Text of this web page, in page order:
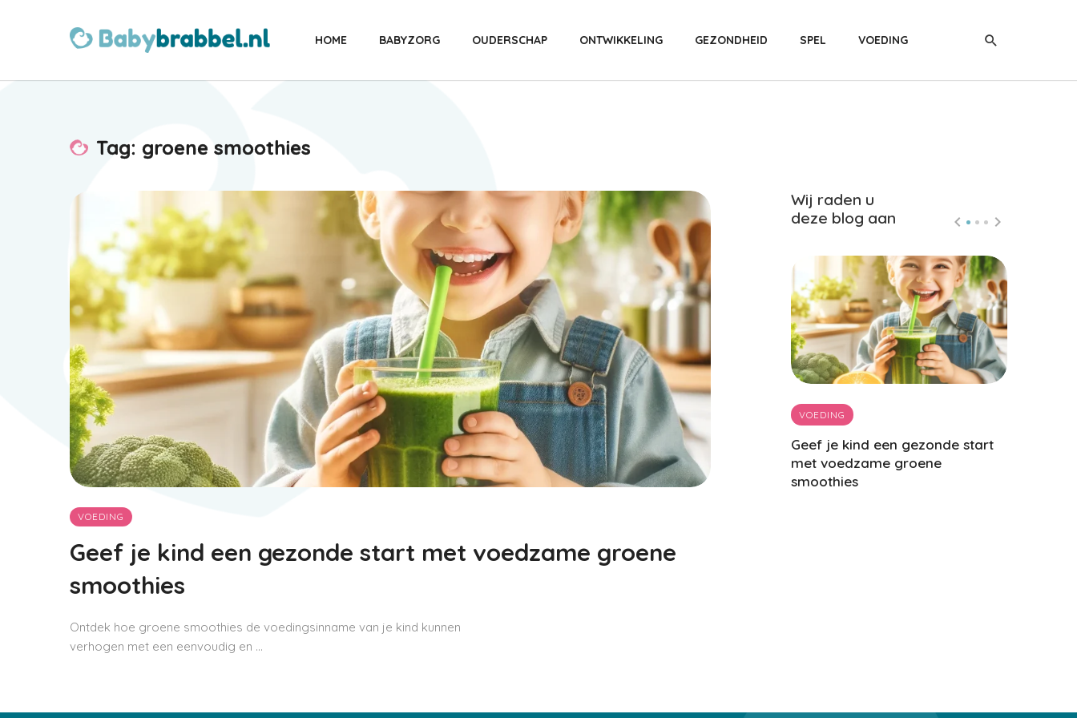
HOME BABYZORG OUDERSCHAP ONTWIKKELING GEZONDHEID SPEL VOEDING
Tag: groene smoothies
VOEDING
Geef je kind een gezonde start met voedzame groene
smoothies
Ontdek hoe groene smoothies de voedingsinname van je kind kunnen
verhogen met een eenvoudig en ...
Wij raden u
deze blog aan
ONTWIKKELING
Verlichting voor je baby bij
doorkomende tandjes
VOEDING
Voed je kind met omega-3 voor
een optimale groei en
ontwikkeling
VOEDING
Geef je kind een gezonde start
met voedzame groene
smoothies